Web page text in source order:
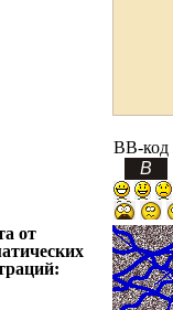
BB-код
от